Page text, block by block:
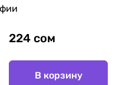
224 сом
В корзину